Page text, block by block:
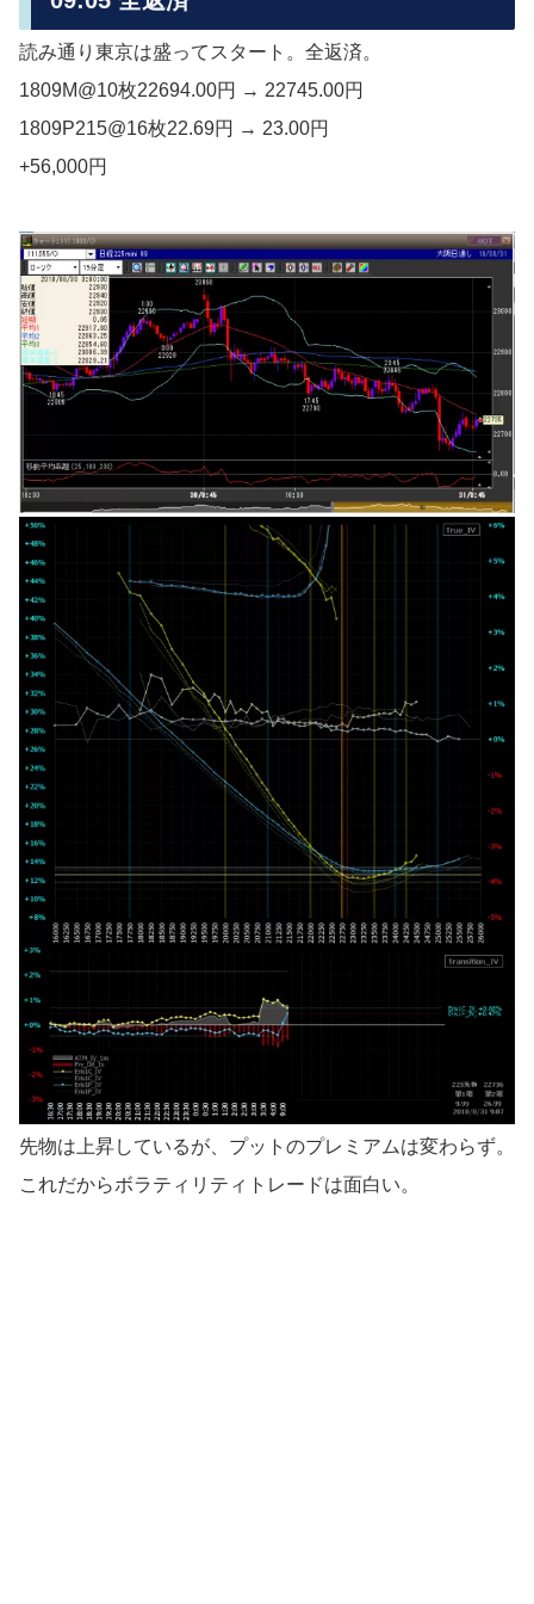
読み通り東京は盛ってスタート。全返済。
1809M@10枚22694.00円 → 22745.00円
1809P215@16枚22.69円 → 23.00円
+56,000円
先物は上昇しているが、プットのプレミアムは変わらず。
これだからボラティリティトレードは面白い。